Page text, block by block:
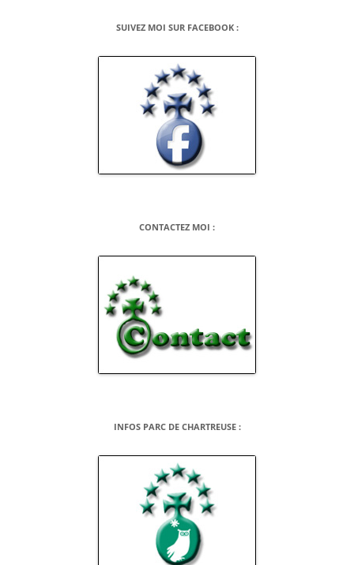
SUIVEZ MOI SUR FACEBOOK :
CONTACTEZ MOI :
INFOS PARC DE CHARTREUSE :